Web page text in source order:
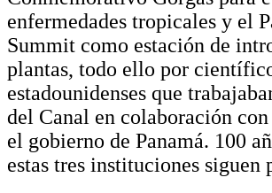
enfermedades tropicales y el
Summit como estación de
plantas, todo ello por
estadounidenses que
del Canal en colaboración
el gobierno de Panamá. 100
estas tres instituciones siguen